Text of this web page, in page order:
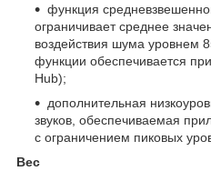
функция
ограничивает среднее
воздействия шума уровнем
функции обеспечивается
Hub);
дополнительная
звуков, обеспечиваемая
с ограничением пиковых
Вес